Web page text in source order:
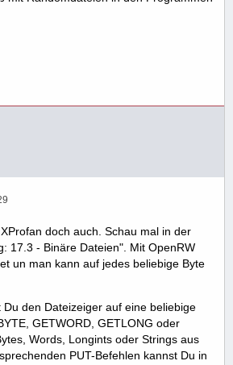
doch auch. Schau mal in der
17.3 - Binäre Dateien". Mit OpenRW
un man kann auf jedes beliebige Byte
Du den Dateizeiger auf eine beliebige
GETWORD, GETLONG oder
Words, Longints oder Strings aus
PUT-Befehlen kannst Du in